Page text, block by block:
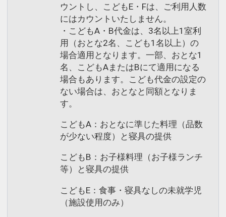
ウントし、こどもE・Fは、ご利用人数
にはカウントいたしません。
・こどもA・B代金は、3名以上1室利
用（おとな2名、こども1名以上）の
場合適用となります。一部、おとな1
名、こどもAまたはBにて適用になる
場合もあります。こども代金の設定の
ない場合は、おとなと同額となりま
す。
こどもA：おとなに準じた料理（品数
が少ない程度）と寝具の提供
こどもB：お子様料理（お子様ランチ
等）と寝具の提供
こどもE：食事・寝具なしの未就学児
（施設使用のみ）